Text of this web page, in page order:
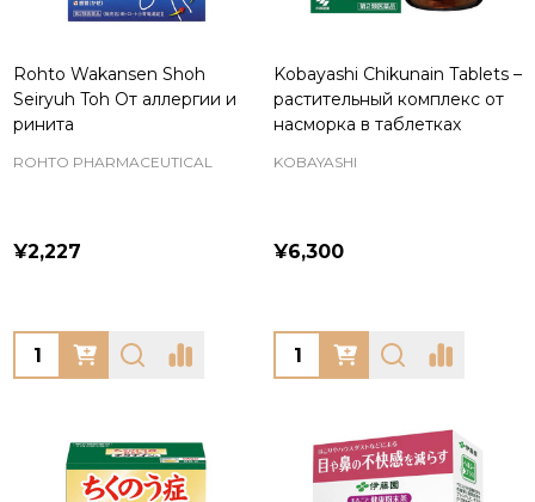
Rohto Wakansen Shoh
Seiryuh Toh От аллергии и
ринита
ROHTO PHARMACEUTICAL
¥2,227
Quantity:
Kobayashi Chikunain Tablets –
растительный комплекс от
насморка в таблетках
KOBAYASHI
¥6,300
Quantity: